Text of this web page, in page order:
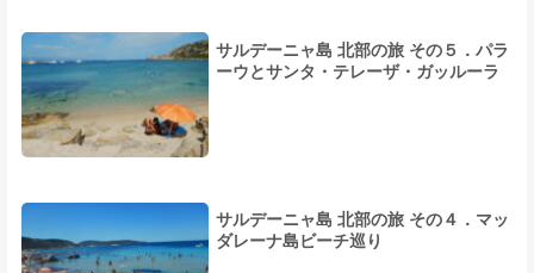
サルデーニャ島 北部の旅 その５．パラ
ーウとサンタ・テレーザ・ガッルーラ
サルデーニャ島 北部の旅 その４．マッ
ダレーナ島ビーチ巡り